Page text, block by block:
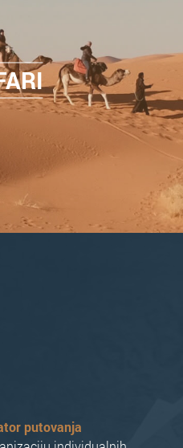
putovanja